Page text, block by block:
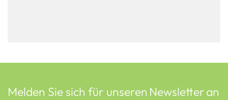
Melden Sie sich für unseren Newsletter an